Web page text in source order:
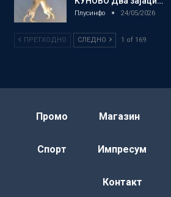
Плусинфо 24/05/2026
ПРЕТХОДНО СЛЕДНО 1 of 169
Промо Магазин
Спорт Импресум
Контакт